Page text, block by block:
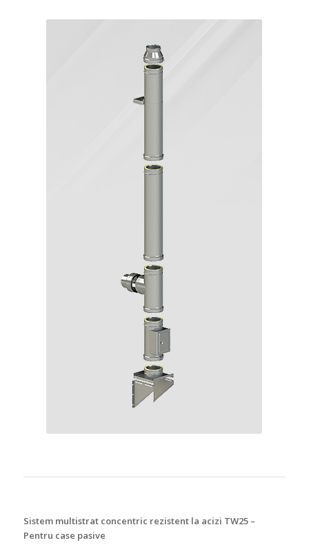
Sistem multistrat concentric rezistent la acizi TW25 –
Pentru case pasive